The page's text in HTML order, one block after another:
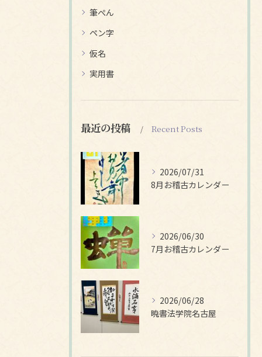
筆ぺん
ペン字
仮名
実用書
最近の投稿 Recent Posts
2026/07/31
8月お稽古カレンダー
2026/06/30
7月お稽古カレンダー
2026/06/28
暁書法学院名古屋